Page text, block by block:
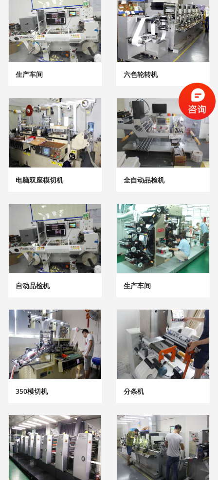
生产车间 六色轮转机
电脑双座模切机 全自动品检机
自动品检机 生产车间
350模切机 分条机